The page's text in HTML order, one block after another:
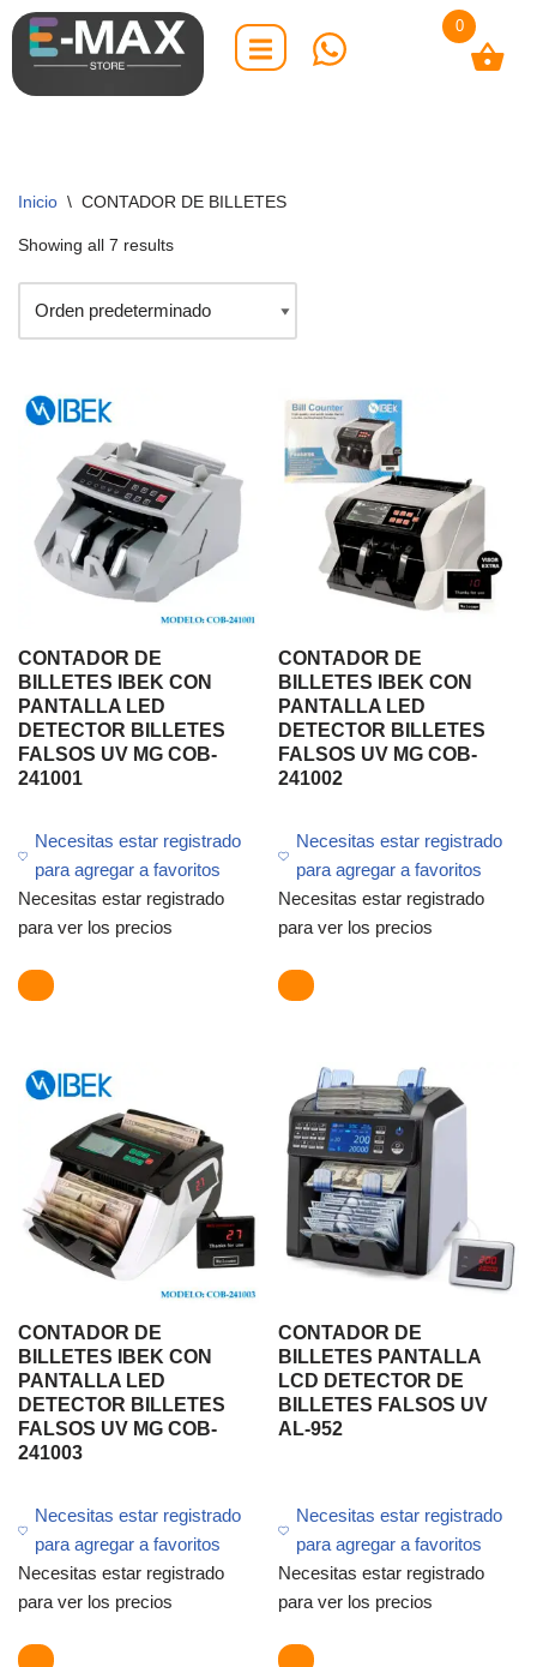
Saltar
al
Inicio \ CONTADOR DE BILLETES
Showing all 7 results
CONTADOR DE
BILLETES IBEK CON
PANTALLA LED
DETECTOR BILLETES
FALSOS UV MG COB-
241001
Necesitas estar registrado
para agregar a favoritos
Necesitas estar registrado
para ver los precios
CONTADOR DE
BILLETES IBEK CON
PANTALLA LED
DETECTOR BILLETES
FALSOS UV MG COB-
241002
Necesitas estar registrado
para agregar a favoritos
Necesitas estar registrado
para ver los precios
CONTADOR DE
BILLETES IBEK CON
PANTALLA LED
DETECTOR BILLETES
FALSOS UV MG COB-
241003
Necesitas estar registrado
para agregar a favoritos
Necesitas estar registrado
para ver los precios
CONTADOR DE
BILLETES PANTALLA
LCD DETECTOR DE
BILLETES FALSOS UV
AL-952
Necesitas estar registrado
para agregar a favoritos
Necesitas estar registrado
para ver los precios
0